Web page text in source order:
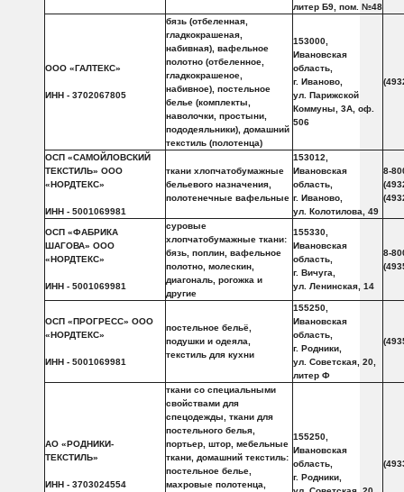
литер Б9, пом. №48
ООО «ГАЛТЕКС»
ИНН - 3702067805
бязь (отбеленная,
гладкокрашеная,
набивная), вафельное
полотно (отбеленное,
гладкокрашеное,
набивное), постельное
белье (комплекты,
наволочки, простыни,
пододеяльники), домашний
текстиль (полотенца)
153000,
Ивановская
область,
г. Иваново,
ул. Парижской
Коммуны, 3А, оф.
506
ОСП «САМОЙЛОВСКИЙ
ТЕКСТИЛЬ» ООО
«НОРДТЕКС»
ИНН - 5001069981
ткани хлопчатобумажные
бельевого назначения,
полотенечные вафельные
153012,
Ивановская
область,
г. Иваново,
ул. Колотилова, 49
8-
ОСП «ФАБРИКА
ШАГОВА» ООО
«НОРДТЕКС»
ИНН - 5001069981
суровые
хлопчатобумажные ткани:
бязь, поплин, вафельное
полотно, молескин,
диагональ, рогожка и
другие
155330,
Ивановская
область,
г. Вичуга,
ул. Ленинская, 14
8-
ОСП «ПРОГРЕСС» ООО
«НОРДТЕКС»
ИНН - 5001069981
постельное бельё,
подушки и одеяла,
текстиль для кухни
155250,
Ивановская
область,
г. Родники,
ул. Советская, 20,
литер Ф
АО «РОДНИКИ-
ТЕКСТИЛЬ»
ИНН - 3703024554
ткани со специальными
свойствами для
спецодежды, ткани для
постельного белья,
портьер, штор, мебельные
ткани, домашний текстиль:
постельное белье,
махровые полотенца,
155250,
Ивановская
область,
г. Родники,